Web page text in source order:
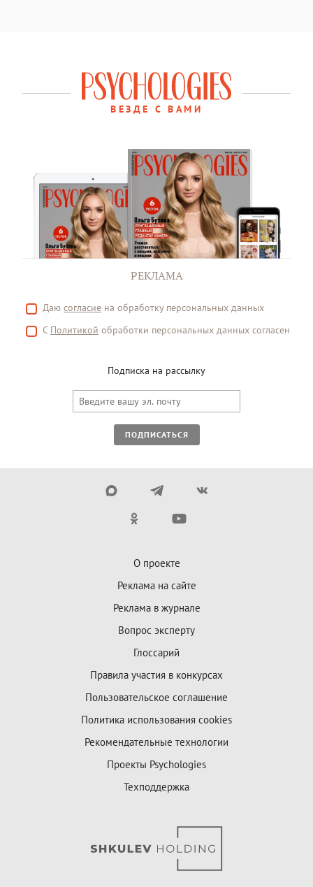
ВЕЗДЕ С ВАМИ
РЕКЛАМА
Даю согласие на обработку персональных данных
С Политикой обработки персональных данных согласен
Подписка на рассылку
ПОДПИСАТЬСЯ
О проекте
Реклама на сайте
Реклама в журнале
Вопрос эксперту
Глоссарий
Правила участия в конкурсах
Пользовательское соглашение
Политика использования cookies
Рекомендательные технологии
Проекты Psychologies
Техподдержка